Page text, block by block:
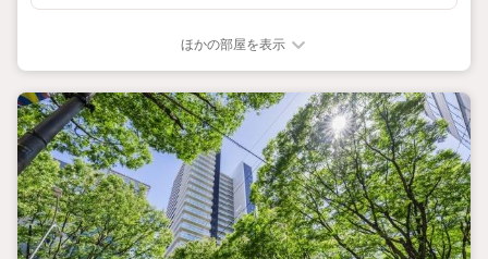
誠意ご説明させていただきます。
で、ぜひお越しください。
営業時間:10:0018:00（定休日:火・水曜日 ※店舗により変動
現地のご案内も可能ですので、どうぞお気軽にお問い合わせ
ください！
ほかの部屋を表示